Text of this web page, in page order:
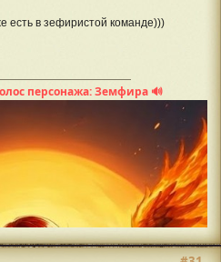
есть в зефиристой команде)))
персонажа: Земфира 🔊